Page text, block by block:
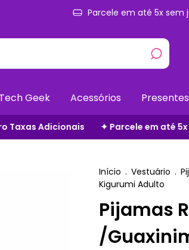
Parcele em até 5x sem
Tech Geek Acessórios
em até 5x s/ juros ✦ Frete Grátis
Início . Vestuário .
Kigurumi Adulto
Pijamas
/